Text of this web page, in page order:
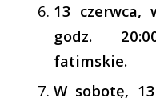
13 czerwca,
godz.
fatimskie.
W sobotę,